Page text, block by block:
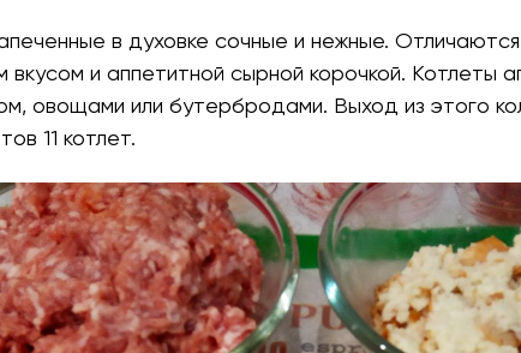
в духовке сочные и нежные.
вкусом и аппетитной сырной корочкой. Котлеты
овощами или бутербродами. Выход из этого
11 котлет.